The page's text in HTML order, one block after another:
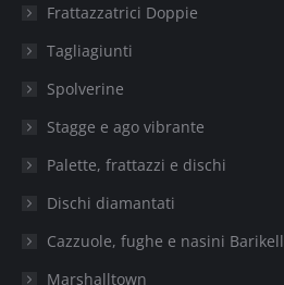
Frattazzatrici Doppie
Tagliagiunti
Spolverine
Stagge e ago vibrante
Palette, frattazzi e dischi
Dischi diamantati
Cazzuole, fughe e nasini Barikell
Marshalltown